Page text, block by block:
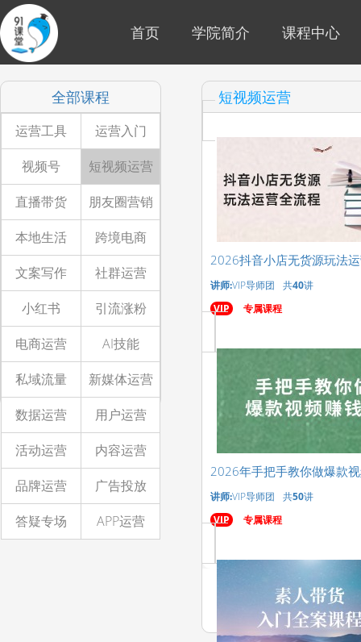
首页 学院简介 课程中心
全部课程
运营工具
运营入门
视频号
短视频运营
直播带货
朋友圈营销
本地生活
跨境电商
文案写作
社群运营
小红书
引流涨粉
电商运营
AI技能
私域流量
新媒体运营
数据运营
用户运营
活动运营
内容运营
品牌运营
广告投放
答疑专场
APP运营
短视频运营
2026抖音小店无货源玩法
讲师:VIP导师团 共40讲
VIP
专属课程
2026年手把手教你做爆款
讲师:VIP导师团 共50讲
VIP
专属课程